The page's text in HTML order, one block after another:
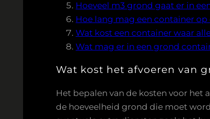
Hoeveel m3 grond gaat er in
Hoe lang mag een container
Wat kost een container waar
Wat mag er in een grond
Wat kost het afvoeren van
Het bepalen van de kosten voor het
de hoeveelheid grond die moet